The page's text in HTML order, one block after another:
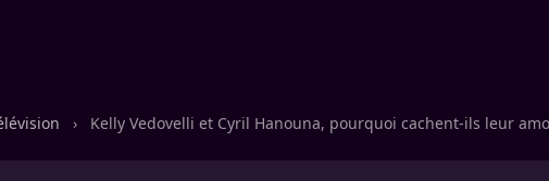
› Kelly Vedovelli et Cyril Hanouna, pourquoi cachent-ils leur